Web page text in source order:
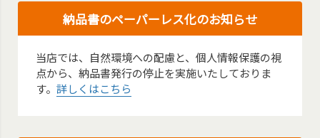
納品書のペーパーレス化のお知らせ
当店では、自然環境への配慮と、個人情報保護の視
点から、納品書発行の停止を実施いたしておりま
す。詳しくはこちら